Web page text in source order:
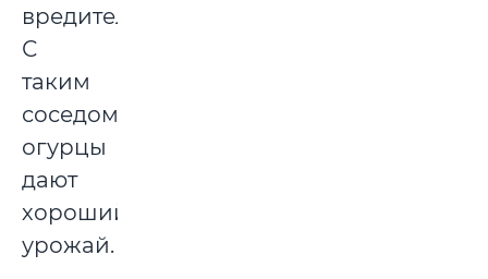
вредителей̆.
С
таким
соседом
огурцы
дают
хороший
урожай.